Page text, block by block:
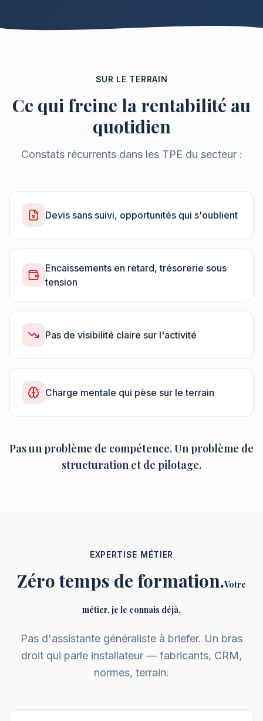
SUR LE TERRAIN
Ce qui freine la rentabilité au
quotidien
Constats récurrents dans les TPE du secteur :
Devis sans suivi, opportunités qui s'oublient
Encaissements en retard, trésorerie sous
tension
Pas de visibilité claire sur l'activité
Charge mentale qui pèse sur le terrain
Pas un problème de compétence. Un problème de
structuration et de pilotage.
EXPERTISE MÉTIER
Zéro temps de formation.Votre
métier, je le connais déjà.
Pas d'assistante généraliste à briefer. Un bras
droit qui parle installateur — fabricants, CRM,
normes, terrain.